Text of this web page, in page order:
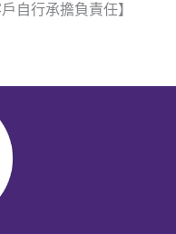
自行承擔負責任】